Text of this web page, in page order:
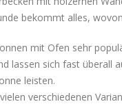
bekommt alles,
mit Ofen sehr
lassen sich fast überall
leisten.
verschiedenen